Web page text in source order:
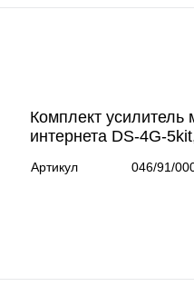
Комплект усилитель
интернета DS-4G-
Артикул 046/91/